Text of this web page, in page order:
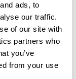
ads, to
our traffic.
of our site with
partners who
you’ve
from your use
av